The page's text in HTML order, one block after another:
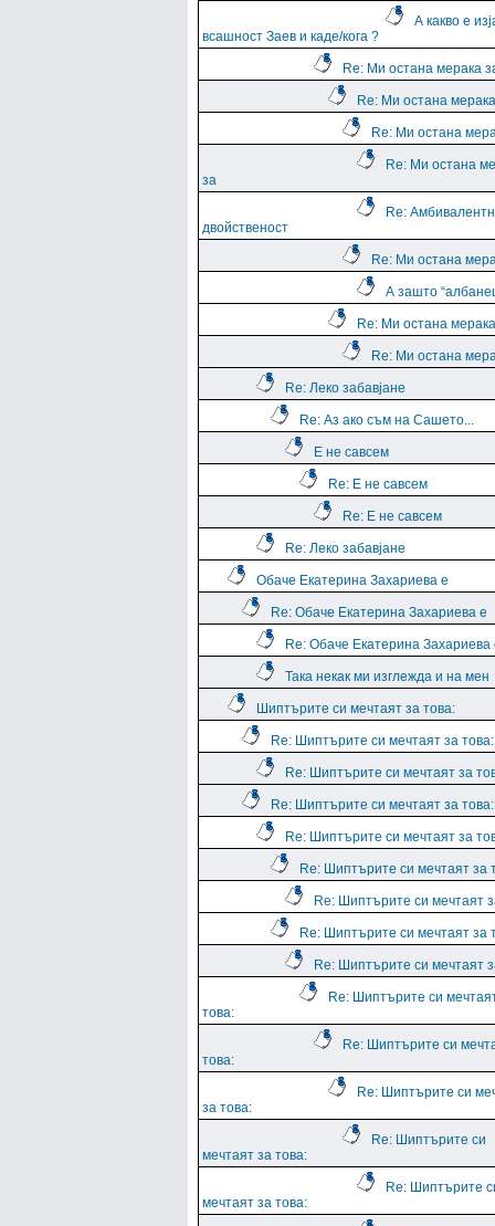
А какво е
всашност Заев и каде/кога ?
Re: Ми остана мерака
Re: Ми остана
Re: Ми остана
Re: Ми остана
за
Re:
двойственост
Re: Ми остана
А зашто
Re: Ми остана
Re: Ми остана
Re: Леко забавјане
Re: Аз ако съм на Сашето...
Е не савсем
Re: Е не савсем
Re: Е не савсем
Re: Леко забавјане
Обаче Екатерина Захариева е
Re: Обаче Екатерина Захариева е
Re: Обаче Екатерина Захариева
Така некак ми изглежда и на мен
Шиптърите си мечтаят за това:
Re: Шиптърите си мечтаят за това:
Re: Шиптърите си мечтаят за
Re: Шиптърите си мечтаят за това:
Re: Шиптърите си мечтаят за
Re: Шиптърите си мечтаят за
Re: Шиптърите си мечтаят
Re: Шиптърите си мечтаят за
Re: Шиптърите си мечтаят
Re: Шиптърите си
това:
Re: Шиптърите си
това:
Re: Шиптърите си
за това:
Re: Шиптърите си
мечтаят за това:
Re: Шиптърите
мечтаят за това: